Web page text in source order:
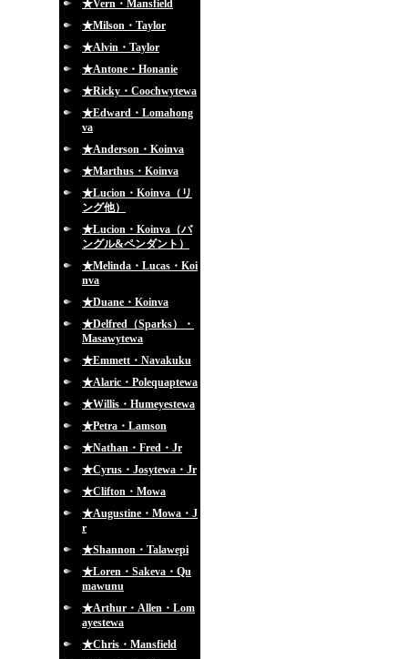
★Vern・Mansfield
★Milson・Taylor
★Alvin・Taylor
★Antone・Honanie
★Ricky・Coochwytewa
★Edward・Lomahong
va
★Anderson・Koinva
★Marthus・Koinva
★Lucion・Koinva（リ
ング他）
★Lucion・Koinva（バ
ングル&ペンダント）
★Melinda・Lucas・Koi
nva
★Duane・Koinva
★Delfred（Sparks）・
Masawytewa
★Emmett・Navakuku
★Alaric・Polequaptewa
★Willis・Humeyestewa
★Petra・Lamson
★Nathan・Fred・Jr
★Cyrus・Josytewa・Jr
★Clifton・Mowa
★Augustine・Mowa・J
r
★Shannon・Talawepi
★Loren・Sakeva・Qu
mawunu
★Arthur・Allen・Lom
ayestewa
★Chris・Mansfield